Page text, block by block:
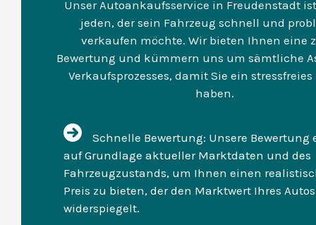
Unser Autoankaufsservice in Freudenstadt
jeden, der sein Fahrzeug schnell und
verkaufen möchte. Wir bieten Ihnen eine
Bewertung und kümmern uns um sämtliche
Verkaufsprozesses, damit Sie ein
haben.
Schnelle Bewertung: Unsere Bewertung
auf Grundlage aktueller Marktdaten und des
Fahrzeugzustands, um Ihnen einen
Preis zu bieten, der den Marktwert Ihres Autos
widerspiegelt.